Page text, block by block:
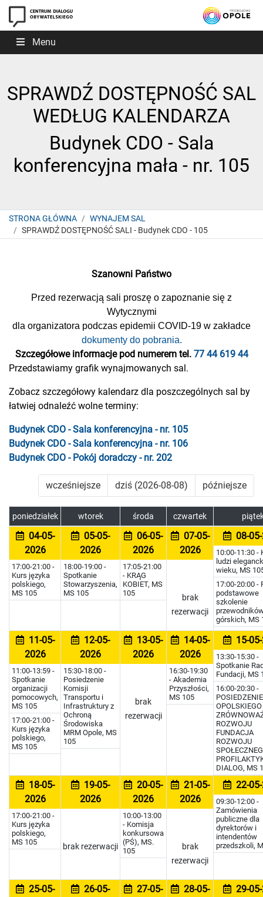
Menu
SPRAWDŹ DOSTĘPNOŚĆ SAL
WEDŁUG KALENDARZA
Budynek CDO - Sala
konferencyjna mała - nr. 105
STRONA GŁÓWNA
WYNAJEM SAL
SPRAWDŹ DOSTĘPNOŚĆ SALI - Budynek CDO - 105
Szanowni Państwo
Przed rezerwacją sali proszę o zapoznanie się z
Wytycznymi
dla organizatora podczas epidemii COVID-19 w zakładce
dokumenty do pobrania.
Szczegółowe informacje pod numerem tel. 77 44 619 44
Przedstawiamy grafik wynajmowanych sal.
Zobacz szczegółowy kalendarz dla poszczególnych sal by
łatwiej odnaleźć wolne terminy:
Budynek CDO - Sala konferencyjna - nr. 105
Budynek CDO - Sala konferencyjna - nr. 106
Budynek CDO - Pokój doradczy - nr. 202
wcześniejsze dziś (2026-08-08) późniejsze
poniedziałek wtorek środa czwartek
04-05-
2026
17:00-21:00 -
Kurs języka
polskiego,
MS 105
05-05-
2026
18:00-19:00 -
Spotkanie
Stowarzyszenia,
MS 105
06-05-
2026
17:05-21:00
- KRĄG
KOBIET, MS
105
07-05-
2026
brak
rezerwacji
08-
10:00-11:30 -
ludzi
wieku, MS
17:00-20:00 -
podstawowe
szkolenie
górskich, MS
11-05-
2026
11:00-13:59 -
Spotkanie
organizacji
pomocowych,
MS 105
17:00-21:00 -
Kurs języka
polskiego,
MS 105
12-05-
2026
15:30-18:00 -
Posiedzenie
Komisji
Transportu i
Infrastruktury z
Ochroną
Środowiska
MRM Opole, MS
105
13-05-
2026
brak
rezerwacji
14-05-
2026
16:30-19:30
- Akademia
Przyszłości,
MS 105
15-
13:30-15:30 -
Spotkanie
Fundacji, MS
16:00-20:30 -
POSIEDZENIE
ROZWOJU
FUNDACJA
ROZWOJU
DIALOG, MS
18-05-
2026
17:00-21:00 -
Kurs języka
polskiego,
MS 105
19-05-
2026
brak rezerwacji
20-05-
2026
10:00-13:00
- Komisja
konkursowa
(PŚ), MS.
105
21-05-
2026
brak
rezerwacji
22-
09:30-12:00 -
Zamówienia
publiczne dla
dyrektorów i
intendentów
przedszkoli,
25-05-
26-05-
27-05-
28-05-
29-